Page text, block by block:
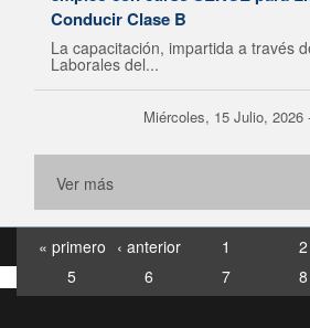
Conducir Clase B
La capacitación, impartida a través
Laborales del...
Miércoles, 15 Julio, 2026
Ver más
« primero ‹ anterior 1 2
5
6 7 8